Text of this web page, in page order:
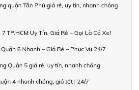
quận Tân Phú giá rẻ, uy tín, nhanh chóng
TP.HCM Uy Tín, Giá Rẻ – Gọi Là Có Xe!
6 Nhanh – Giá Rẻ – Phục Vụ 24/7
Quận 5 giá rẻ, uy tín, nhanh chóng
4 nhanh chóng, giá tốt | 24/7